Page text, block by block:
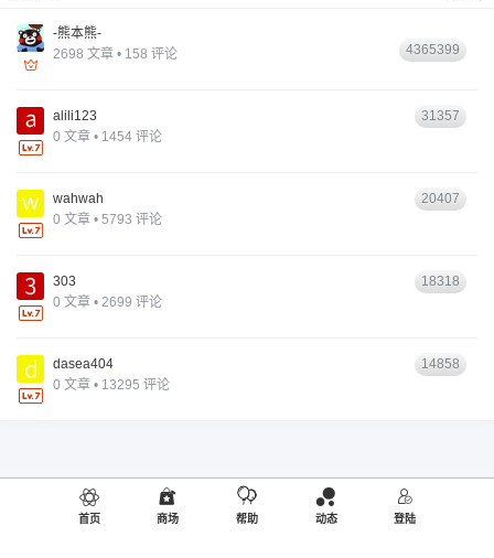
-熊本熊-
2698 文章 • 158 评论
4365399
alili123
0 文章 • 1454 评论
31357
wahwah
0 文章 • 5793 评论
20407
303
0 文章 • 2699 评论
18318
dasea404
0 文章 • 13295 评论
14858
首页 商场 帮助 动态 登陆